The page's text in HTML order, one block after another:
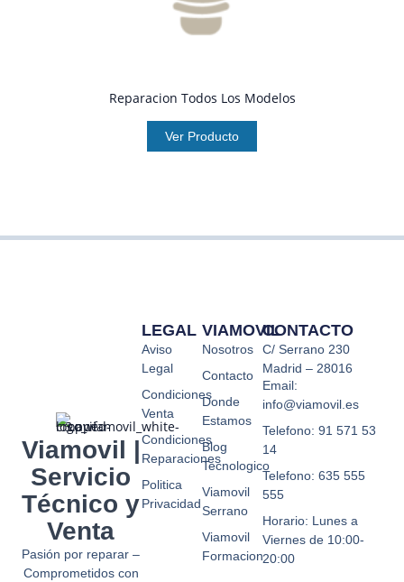
Reparacion Todos Los Modelos
Ver Producto
Viamovil |
Servicio
Técnico y
Venta
Pasión por reparar –
Comprometidos con
VIAMOVIL
Nosotros
Contacto
Donde
Estamos
Blog
Tecnologico
Viamovil
Serrano
Viamovil
Formacion
LEGAL
Aviso
Legal
Condiciones
Venta
Condiciones
Reparaciones
Politica
Privacidad
CONTACTO
C/ Serrano 230
Madrid – 28016
Email:
info@viamovil.es
Telefono: 91 571 53
14
Telefono: 635 555
555
Horario: Lunes a
Viernes de 10:00-
20:00